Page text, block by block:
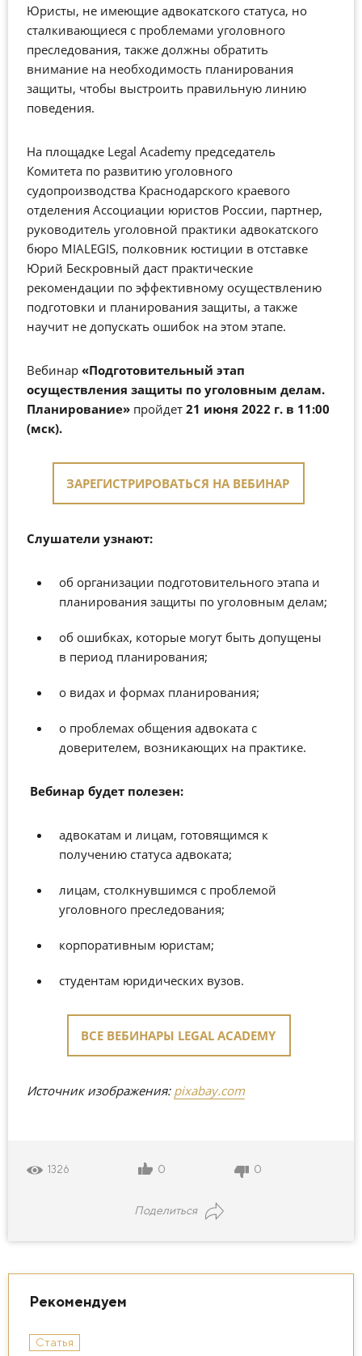
Юристы, не имеющие адвокатского статуса, но
сталкивающиеся с проблемами уголовного
преследования, также должны обратить
внимание на необходимость планирования
защиты, чтобы выстроить правильную линию
поведения.
На площадке Legal Academy председатель
Комитета по развитию уголовного
судопроизводства Краснодарского краевого
отделения Ассоциации юристов России, партнер,
руководитель уголовной практики адвокатского
бюро MIALEGIS, полковник юстиции в отставке
Юрий Бескровный даст практические
рекомендации по эффективному осуществлению
подготовки и планирования защиты, а также
научит не допускать ошибок на этом этапе.
Вебинар «Подготовительный этап
осуществления защиты по уголовным делам.
Планирование» пройдет 21 июня 2022 г. в 11:00
(мск).
ЗАРЕГИСТРИРОВАТЬСЯ НА ВЕБИНАР
Слушатели узнают:
об организации подготовительного этапа и
планирования защиты по уголовным делам;
об ошибках, которые могут быть допущены
в период планирования;
о видах и формах планирования;
о проблемах общения адвоката с
доверителем, возникающих на практике.
Вебинар будет полезен:
адвокатам и лицам, готовящимся к
получению статуса адвоката;
лицам, столкнувшимся с проблемой
уголовного преследования;
корпоративным юристам;
студентам юридических вузов.
ВСЕ ВЕБИНАРЫ LEGAL ACADEMY
Источник изображения: pixabay.com
1326 0 0
Поделиться
Рекомендуем
Статья